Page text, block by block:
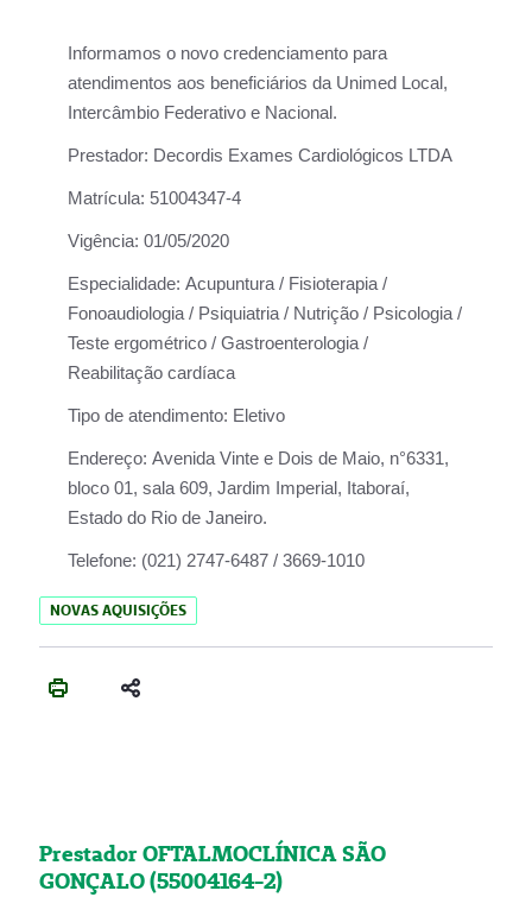
Informamos o novo credenciamento para
atendimentos aos beneficiários da Unimed Local,
Intercâmbio Federativo e Nacional.
Prestador: Decordis Exames Cardiológicos LTDA
Matrícula: 51004347-4
Vigência: 01/05/2020
Especialidade: Acupuntura / Fisioterapia /
Fonoaudiologia / Psiquiatria / Nutrição / Psicologia /
Teste ergométrico / Gastroenterologia /
Reabilitação cardíaca
Tipo de atendimento: Eletivo
Endereço: Avenida Vinte e Dois de Maio, n°6331,
bloco 01, sala 609, Jardim Imperial, Itaboraí,
Estado do Rio de Janeiro.
Telefone: (021) 2747-6487 / 3669-1010
NOVAS AQUISIÇÕES
Prestador OFTALMOCLÍNICA SÃO
GONÇALO (55004164-2)